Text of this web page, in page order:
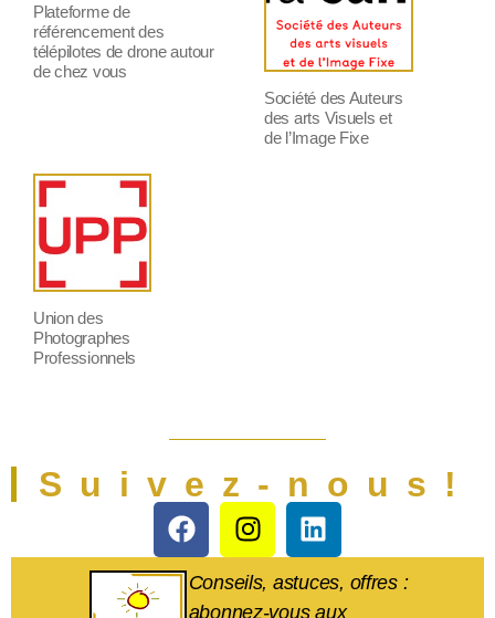
Plateforme de
référencement des
télépilotes de drone autour
de chez vous
Société des Auteurs
des arts Visuels et
de l’Image Fixe
Union des
Photographes
Professionnels
Suivez-nous!
Conseils, astuces, offres :
abonnez-vous aux